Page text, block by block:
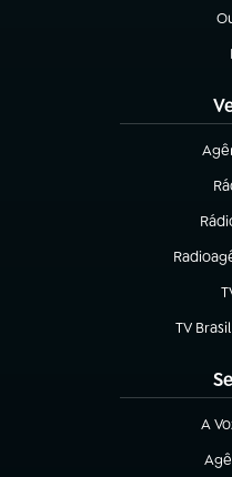
(abre
TV
(abre
A